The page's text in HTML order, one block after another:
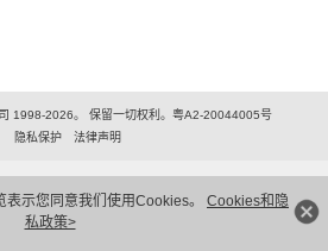
示您同意我们使用Cookies。 Cookies和隐
私政策>
1998-2026。 保留一切权利。粤A2-20044005号
隐私保护
法律声明